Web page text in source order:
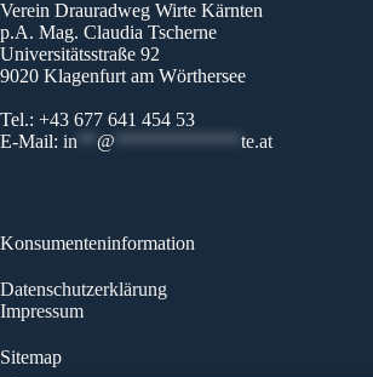
Verein Drauradweg Wirte Kärnten
p.A. Mag. Claudia Tscherne
Universitätsstraße 92
9020 Klagenfurt am Wörthersee
Tel.: +43 677 641 454 53
E-Mail: in @ te.at
Konsumenteninformation
Datenschutzerklärung
Impressum
Sitemap